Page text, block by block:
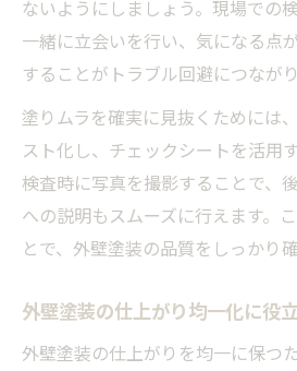
ないようにしましょう。現場での
一緒に立会いを行い、気になる点
することがトラブル回避につながり
塗りムラを確実に見抜くためには
スト化し、チェックシートを活用
検査時に写真を撮影することで、
への説明もスムーズに行えます。
とで、外壁塗装の品質をしっかり
外壁塗装の仕上がり均一化に役
外壁塗装の仕上がりを均一に保つ